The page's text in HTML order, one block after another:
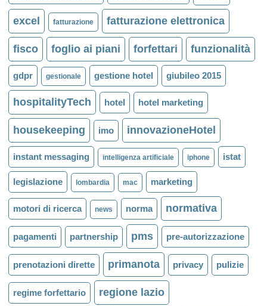
excel fatturazione fatturazione elettronica
fisco foglio ai piani forfettari funzionalità
gdpr gestionale gestione hotel giubileo 2015
hospitalityTech hotel hotel marketing
housekeeping imo innovazioneHotel
instant messaging intelligenza artificiale iphone istat
legislazione lombardia mac marketing
motori di ricerca news norma normativa
pagamenti partnership pms pre-autorizzazione
prenotazioni dirette primanota privacy pulizie
regime forfettario regione lazio